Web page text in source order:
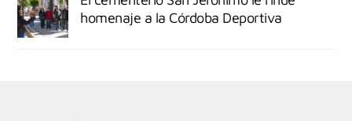
homenaje a la Córdoba Deportiva